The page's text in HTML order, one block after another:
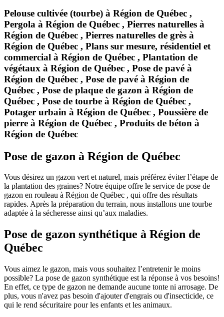
Pelouse cultivée (tourbe) à Région de Québec ,
Pergola à Région de Québec , Pierres naturelles à
Région de Québec , Pierres naturelles de grès à
Région de Québec , Plans sur mesure, résidentiel et
commercial à Région de Québec , Plantation de
végétaux à Région de Québec , Pose de pavé à
Région de Québec , Pose de pavé à Région de
Québec , Pose de plaque de gazon à Région de
Québec , Pose de tourbe à Région de Québec ,
Potager urbain à Région de Québec , Poussière de
pierre à Région de Québec , Produits de béton à
Région de Québec
Pose de gazon à Région de Québec
Vous désirez un gazon vert et naturel, mais préférez éviter l’étape de
la plantation des graines? Notre équipe offre le service de pose de
gazon en rouleau à Région de Québec , qui offre des résultats
rapides. Après la préparation du terrain, nous installons une tourbe
adaptée à la sécheresse ainsi qu’aux maladies.
Pose de gazon synthétique à Région de
Québec
Vous aimez le gazon, mais vous souhaitez l’entretenir le moins
possible? La pose de gazon synthétique est la réponse à vos besoins!
En effet, ce type de gazon ne demande aucune tonte ni arrosage. De
plus, vous n'avez pas besoin d'ajouter d'engrais ou d'insecticide, ce
qui le rend sécuritaire pour les enfants et les animaux.